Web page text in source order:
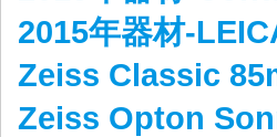
2015年器材-
Zeiss Classic
Zeiss Opton